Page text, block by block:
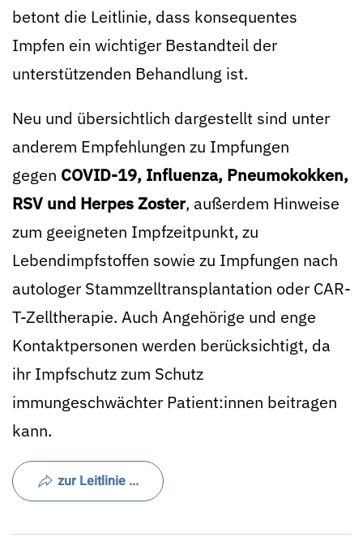
betont die Leitlinie, dass konsequentes
Impfen ein wichtiger Bestandteil der
unterstützenden Behandlung ist.
Neu und übersichtlich dargestellt sind unter
anderem Empfehlungen zu Impfungen
gegen COVID-19, Influenza, Pneumokokken,
RSV und Herpes Zoster, außerdem Hinweise
zum geeigneten Impfzeitpunkt, zu
Lebendimpfstoffen sowie zu Impfungen nach
autologer Stammzelltransplantation oder CAR-
T-Zelltherapie. Auch Angehörige und enge
Kontaktpersonen werden berücksichtigt, da
ihr Impfschutz zum Schutz
immungeschwächter Patient:innen beitragen
kann.
zur Leitlinie ...